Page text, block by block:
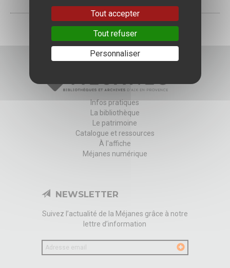
Infos pratiques
La bibliothèque
Le patrimoine
Catalogue et ressources
À l'affiche
Méjanes numérique
NEWSLETTER
Suivez l’actualité de la Méjanes grâce à notre
lettre d’information
email
Tout accepter
Tout refuser
Personnaliser